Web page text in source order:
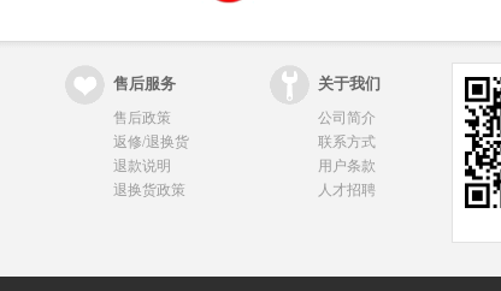
售后服务 关于我们
售后政策
返修/退换货
退款说明
退换货政策
公司简介
联系方式
用户条款
人才招聘